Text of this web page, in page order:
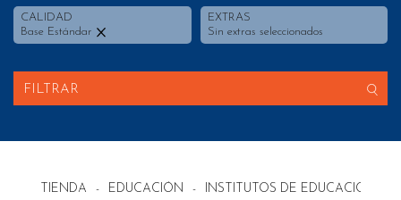
CALIDAD
Base Estándar
EXTRAS
Sin extras seleccionados
FILTRAR
TIENDA - EDUCACIÓN - INSTITUTOS DE EDUCACIÓN